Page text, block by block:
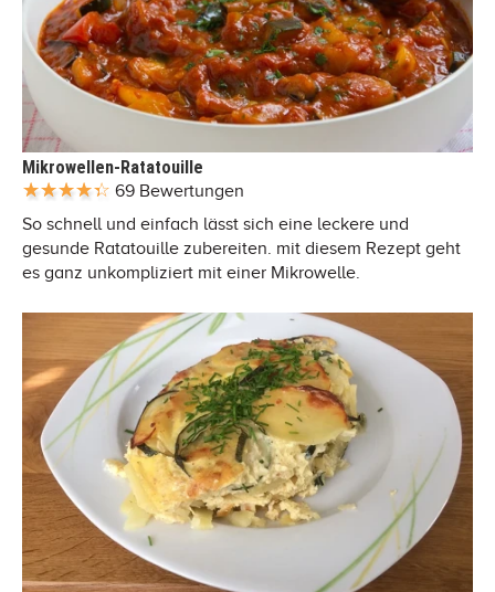
Mikrowellen-Ratatouille
69 Bewertungen
So schnell und einfach lässt sich eine leckere und
gesunde Ratatouille zubereiten. mit diesem Rezept geht
es ganz unkompliziert mit einer Mikrowelle.